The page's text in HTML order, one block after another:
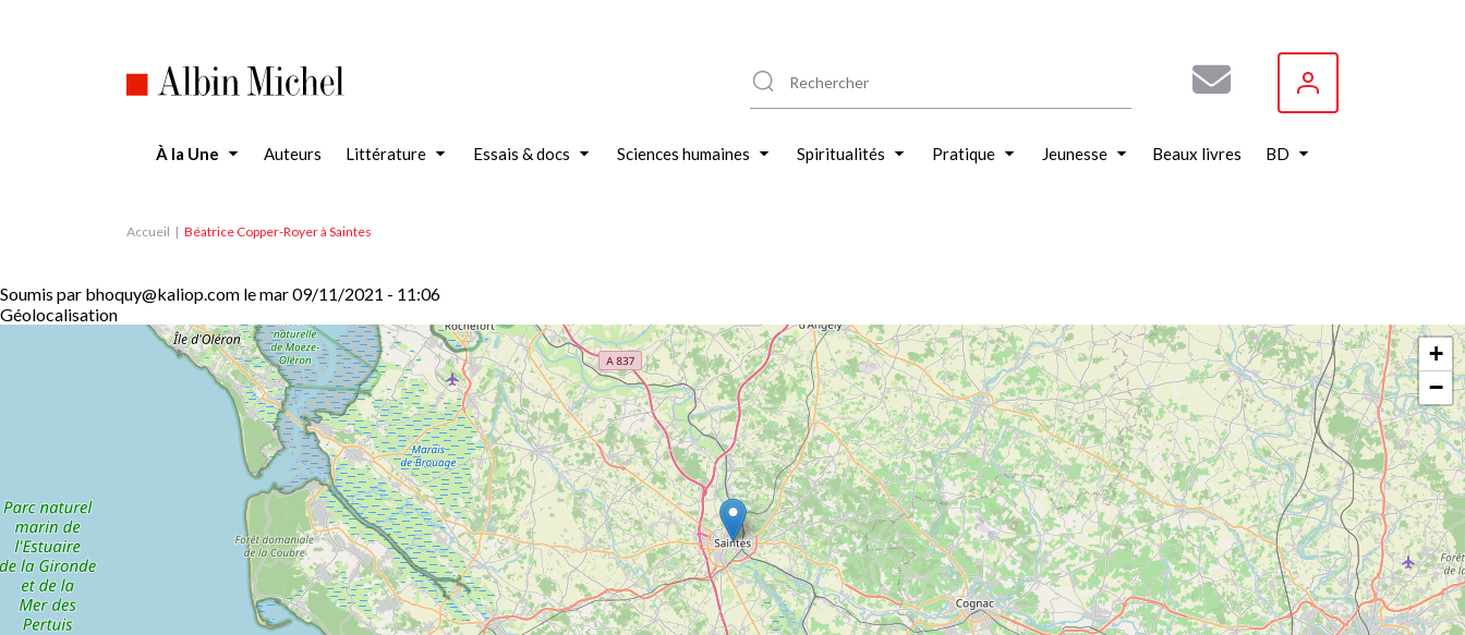
À la Une Auteurs Littérature Essais & docs Sciences humaines Spiritualités Pratique Jeunesse Beaux livres BD
Accueil Béatrice Copper-Royer à Saintes
Soumis par bhoquy@kaliop.com lemar 09/11/2021 - 11:06
Géolocalisation
+
−